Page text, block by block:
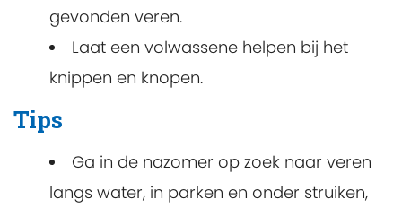
gevonden veren.
Laat een volwassene helpen bij het
knippen en knopen.
Tips
Ga in de nazomer op zoek naar veren
langs water, in parken en onder struiken,